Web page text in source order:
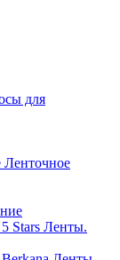
для
Ленточное
Ленты.